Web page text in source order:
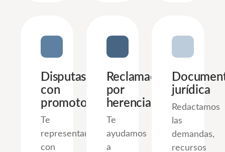
Disputas
con
promotores
Te
representamos
con
Reclamaciones
por
herencia
Te
ayudamos
a
jurídica
Redactamos
las
demandas,
recursos